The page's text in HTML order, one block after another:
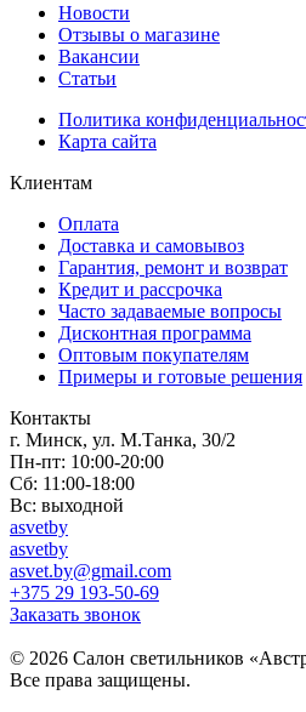
Новости
Отзывы о магазине
Вакансии
Статьи
Политика
Карта сайта
Клиентам
Оплата
Доставка и самовывоз
Гарантия, ремонт и возврат
Кредит и рассрочка
Часто задаваемые вопросы
Дисконтная программа
Оптовым покупателям
Примеры и готовые решения
Контакты
г. Минск, ул. М.Танка, 30/2
Пн-пт: 10:00-20:00
Сб: 11:00-18:00
Вс: выходной
asvetby
asvetby
asvet.by@gmail.com
+375 29 193-50-69
Заказать звонок
© 2026 Салон светильников
Все права защищены.